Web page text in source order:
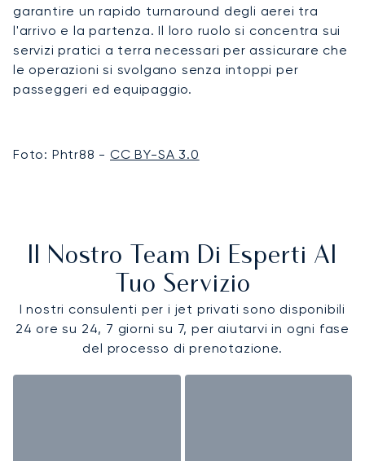
garantire un rapido turnaround degli aerei tra
l'arrivo e la partenza. Il loro ruolo si concentra sui
servizi pratici a terra necessari per assicurare che
le operazioni si svolgano senza intoppi per
passeggeri ed equipaggio.
Foto: Phtr88 -CC BY-SA 3.0
Il Nostro Team Di Esperti Al
Tuo Servizio
I nostri consulenti per i jet privati sono disponibili
24 ore su 24, 7 giorni su 7, per aiutarvi in ogni fase
del processo di prenotazione.